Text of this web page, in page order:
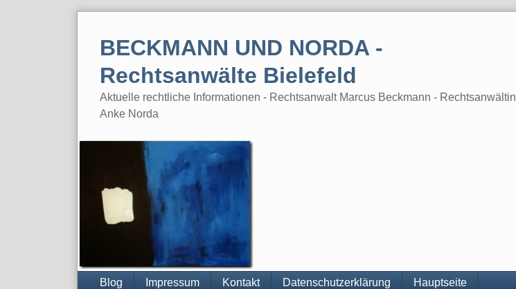
BECKMANN UND NORDA -
Rechtsanwälte Bielefeld
Aktuelle rechtliche Informationen - Rechtsanwalt Marcus Beckmann - Rechtsanwältin
Anke Norda
Blog Impressum Kontakt Datenschutzerklärung Hauptseite